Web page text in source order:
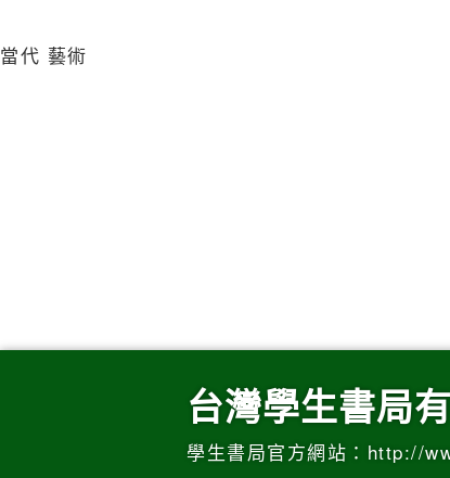
當代 藝術
台灣學生書局
學生書局官方網站：http://